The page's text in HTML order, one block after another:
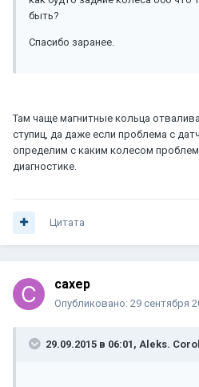
быть?
Спасибо заранее.
Там чаще магнитные кольца
ступиц, да даже если проблема с
определим с каким колесом
диагностике.
Цитата
caxep
Опубликовано: 29 сентября
29.09.2015 в 06:01, Aleks.